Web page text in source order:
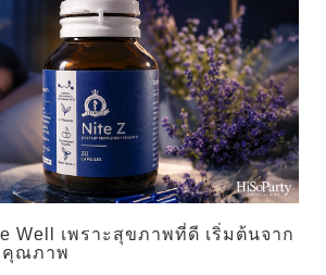
Well เพราะสุขภาพที่ดี เริ่มต้นจาก
คุณภาพ